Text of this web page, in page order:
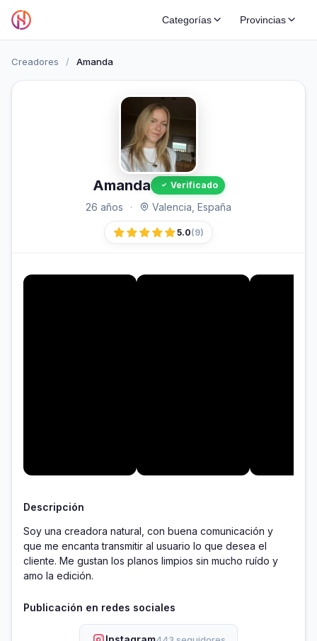
Categorías Provincias
Creadores / Amanda
Amanda Verificado
26 años · Valencia, España
5.0(9)
Descripción
Soy una creadora natural, con buena comunicación y
que me encanta transmitir al usuario lo que desea el
cliente. Me gustan los planos limpios sin mucho ruído y
amo la edición.
Publicación en redes sociales